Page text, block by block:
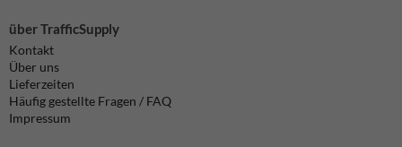
über TrafficSupply
Kontakt
Über uns
Lieferzeiten
Häufig gestellte Fragen / FAQ
Impressum